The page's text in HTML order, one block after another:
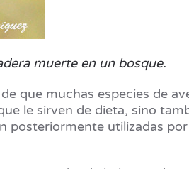
muerte en un bosque.
que muchas especies de
le sirven de dieta, sino
posteriormente utilizadas por